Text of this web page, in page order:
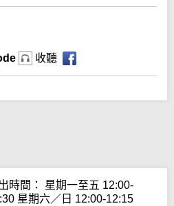
收聽
時間： 星期一至五 12:00-
星期六／日 12:00-12:15